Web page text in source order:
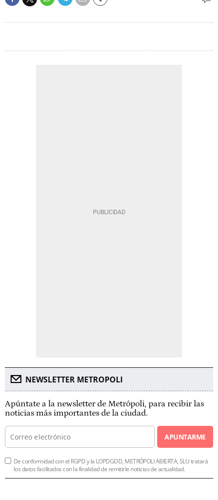
NEWSLETTER METROPOLI
Apúntate a la newsletter de Metrópoli, para recibir las
noticias más importantes de la ciudad.
APUNTARME
De conformidad con el RGPD y la LOPDGDD, METRÓPOLI ABIERTA, SLU tratará
los datos facilitados con la finalidad de remitirle noticias de actualidad.